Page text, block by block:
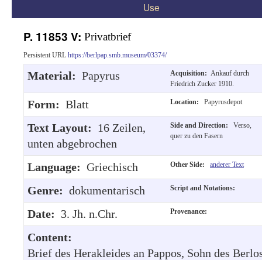
Use
P. 11853 V: Privatbrief
Persistent URL https://berlpap.smb.museum/03374/
Material: Papyrus Acquisition: Ankauf durch
Friedrich Zucker 1910.
Form: Blatt Location: Papyrusdepot
Text Layout: 16 Zeilen,
unten abgebrochen
Side and Direction:
Verso,
quer zu den Fasern
Language: Griechisch Other Side: anderer Text
Genre: dokumentarisch Script and Notations:
Date: 3. Jh. n.Chr. Provenance:
Content:
Brief des Herakleides an Pappos, Sohn des